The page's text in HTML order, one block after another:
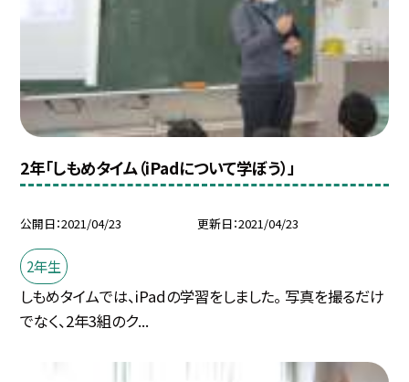
2年「しもめタイム（iPadについて学ぼう）」
公開日 2021/04/23 更新日 2021/04/23
2年生
しもめタイムでは、iPadの学習をしました。 写真を撮るだけ
でなく、2年3組のク...